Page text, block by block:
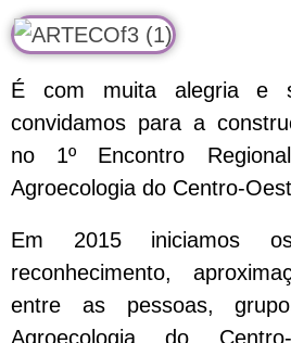
É com muita alegria e
convidamos para a
no 1º Encontro
Agroecologia do Centro-
Em 2015 iniciamos
reconhecimento,
entre as pessoas,
Agroecologia do